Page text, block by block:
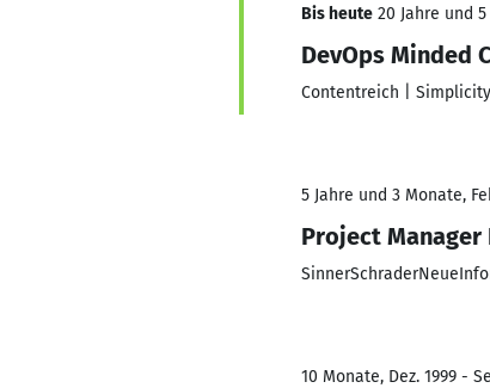
Bis heute 20 Jahre und
DevOps Minded
Contentreich |
5 Jahre und 3 Monate,
Project Manager
10 Monate, Dez. 1999 -